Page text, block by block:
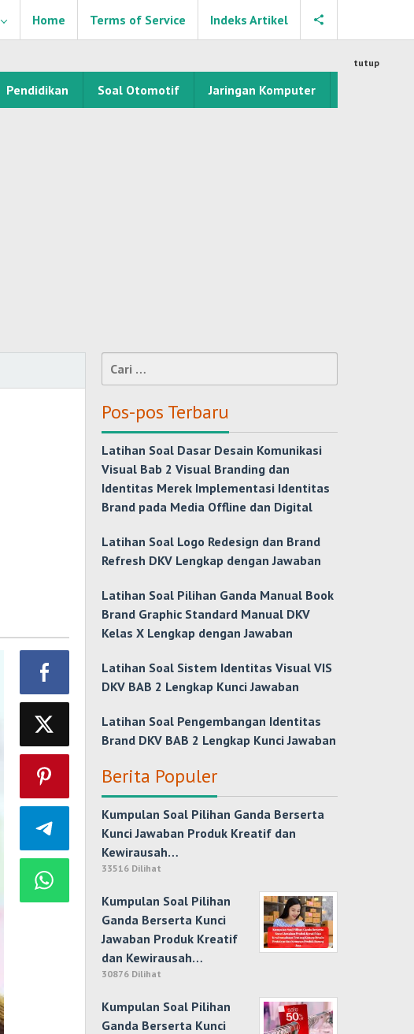
Home Terms of Service Indeks Artikel
Pendidikan Soal Otomotif Jaringan Komputer
tutup
Cari
untuk:
Pos-pos Terbaru
Latihan Soal Dasar Desain Komunikasi
Visual Bab 2 Visual Branding dan
Identitas Merek Implementasi Identitas
Brand pada Media Offline dan Digital
Latihan Soal Logo Redesign dan Brand
Refresh DKV Lengkap dengan Jawaban
Latihan Soal Pilihan Ganda Manual Book
Brand Graphic Standard Manual DKV
Kelas X Lengkap dengan Jawaban
Latihan Soal Sistem Identitas Visual VIS
DKV BAB 2 Lengkap Kunci Jawaban
Latihan Soal Pengembangan Identitas
Brand DKV BAB 2 Lengkap Kunci Jawaban
Berita Populer
Kumpulan Soal Pilihan Ganda Berserta
Kunci Jawaban Produk Kreatif dan
Kewirausah…
33516 Dilihat
Kumpulan Soal Pilihan
Ganda Berserta Kunci
Jawaban Produk Kreatif
dan Kewirausah…
30876 Dilihat
Kumpulan Soal Pilihan
Ganda Berserta Kunci